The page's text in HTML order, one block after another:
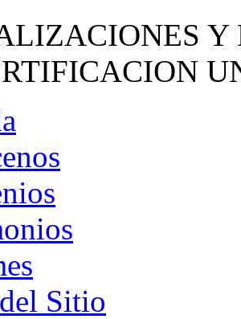
Sitio